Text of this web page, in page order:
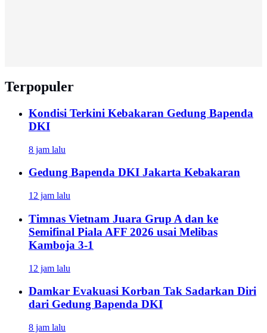
Terpopuler
Kondisi Terkini Kebakaran Gedung Bapenda
DKI
8 jam lalu
Gedung Bapenda DKI Jakarta Kebakaran
12 jam lalu
Timnas Vietnam Juara Grup A dan ke
Semifinal Piala AFF 2026 usai Melibas
Kamboja 3-1
12 jam lalu
Damkar Evakuasi Korban Tak Sadarkan Diri
dari Gedung Bapenda DKI
8 jam lalu